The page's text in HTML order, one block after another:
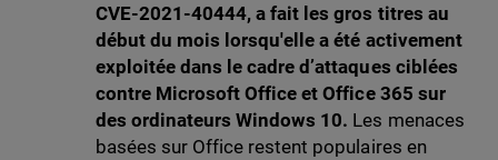
CVE-2021-40444, a fait les gros titres au
début du mois lorsqu'elle a été activement
exploitée dans le cadre d’attaques ciblées
contre Microsoft Office et Office 365 sur
des ordinateurs Windows 10. Les menaces
basées sur Office restent populaires en